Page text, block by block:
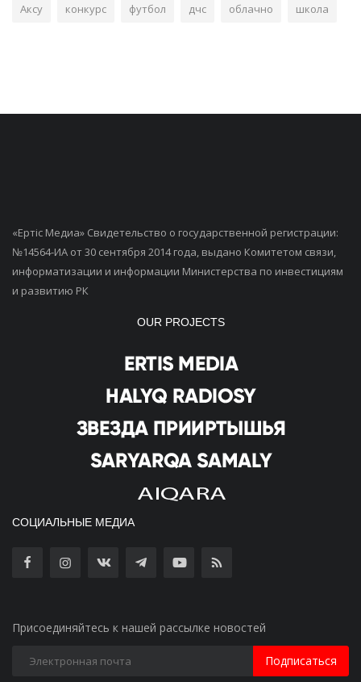
Аксу конкурс футбол дчс облачно школа
«Ертiс Медиа» Свидетельство о государственной регистрации:
№14564-ИА от 30 сентября 2014 года, выдано Комитетом связи,
информатизации и информации Министерства по инвестициям
и развитию РК
OUR PROJECTS
СОЦИАЛЬНЫЕ МЕДИА
Присоединяйтесь к нашей рассылке новостей
Подписаться